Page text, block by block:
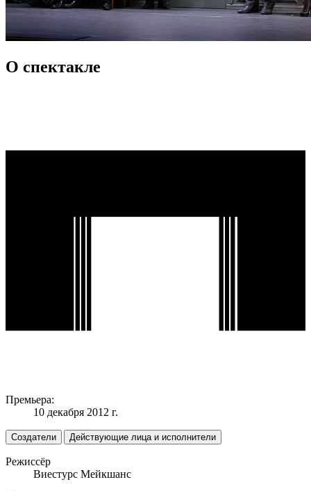
О спектакле
Премьера:
10 декабря 2012 г.
Создатели Действующие лица и исполнители
Режиссёр
Виестурс Мейкшанс